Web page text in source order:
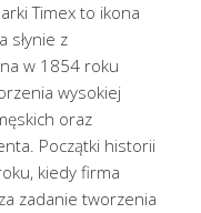
Timex to ikona
słynie z
w 1854 roku
wysokiej
oraz
Początki historii
kiedy firma
zadanie tworzenia